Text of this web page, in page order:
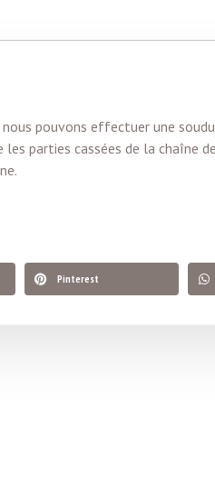
pouvons effectuer une
parties cassées de la chaîne
Pinterest